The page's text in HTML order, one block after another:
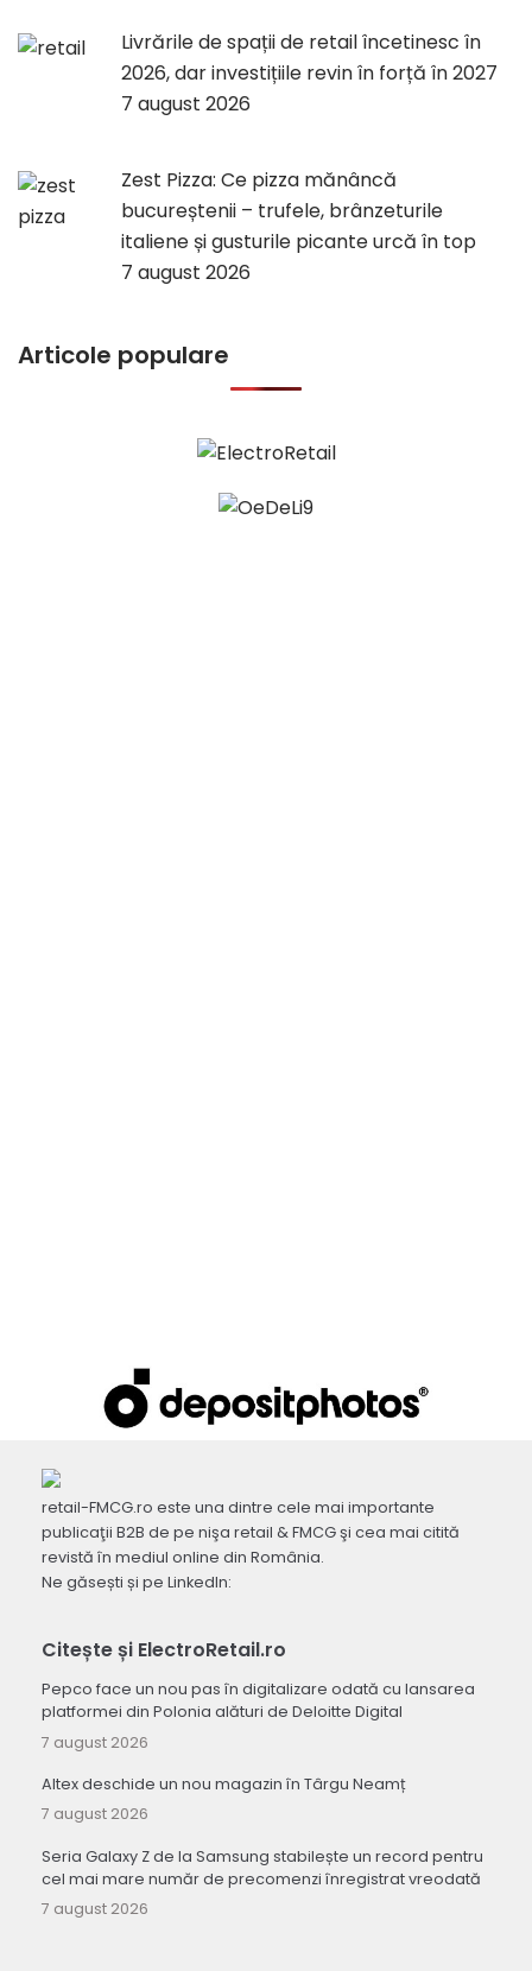
Livrările de spații de retail încetinesc în
2026, dar investițiile revin în forță în 2027
7 august 2026
Zest Pizza: Ce pizza mănâncă
bucureștenii – trufele, brânzeturile
italiene și gusturile picante urcă în top
7 august 2026
Articole populare
retail-FMCG.ro este una dintre cele mai importante
publicaţii B2B de pe nişa retail & FMCG şi cea mai citită
revistă în mediul online din România.
Ne găsești și pe LinkedIn:
Citește și ElectroRetail.ro
Pepco face un nou pas în digitalizare odată cu lansarea
platformei din Polonia alături de Deloitte Digital
7 august 2026
Altex deschide un nou magazin în Târgu Neamț
7 august 2026
Seria Galaxy Z de la Samsung stabilește un record pentru
cel mai mare număr de precomenzi înregistrat vreodată
7 august 2026